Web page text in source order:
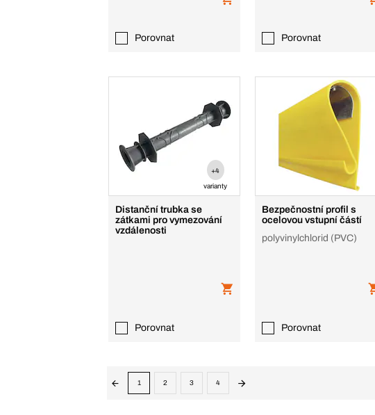
Porovnat Porovnat
+4
varianty
Distanční trubka se
zátkami pro vymezování
vzdálenosti
Porovnat
Bezpečnostní profil s
ocelovou vstupní částí
polyvinylchlorid (PVC)
Porovnat
1 2 3 4